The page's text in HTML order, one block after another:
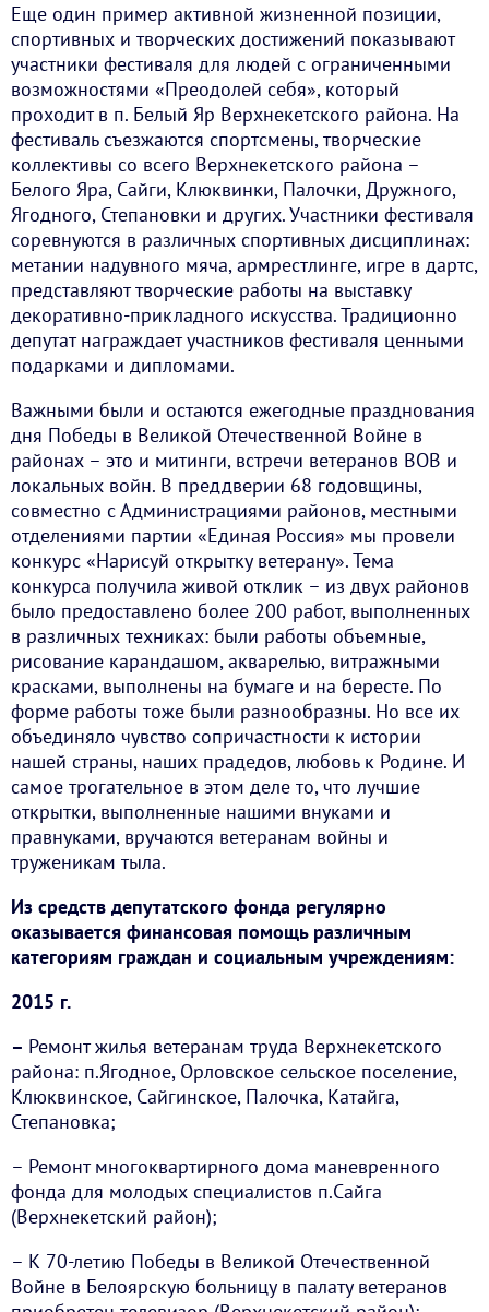
Еще один пример активной жизненной позиции,
спортивных и творческих достижений показывают
участники фестиваля для людей с ограниченными
возможностями «Преодолей себя», который
проходит в п. Белый Яр Верхнекетского района. На
фестиваль съезжаются спортсмены, творческие
коллективы со всего Верхнекетского района –
Белого Яра, Сайги, Клюквинки, Палочки, Дружного,
Ягодного, Степановки и других. Участники фестиваля
соревнуются в различных спортивных дисциплинах:
метании надувного мяча, армрестлинге, игре в дартс,
представляют творческие работы на выставку
декоративно-прикладного искусства. Традиционно
депутат награждает участников фестиваля ценными
подарками и дипломами.
Важными были и остаются ежегодные празднования
дня Победы в Великой Отечественной Войне в
районах – это и митинги, встречи ветеранов ВОВ и
локальных войн. В преддверии 68 годовщины,
совместно с Администрациями районов, местными
отделениями партии «Единая Россия» мы провели
конкурс «Нарисуй открытку ветерану». Тема
конкурса получила живой отклик – из двух районов
было предоставлено более 200 работ, выполненных
в различных техниках: были работы объемные,
рисование карандашом, акварелью, витражными
красками, выполнены на бумаге и на бересте. По
форме работы тоже были разнообразны. Но все их
объединяло чувство сопричастности к истории
нашей страны, наших прадедов, любовь к Родине. И
самое трогательное в этом деле то, что лучшие
открытки, выполненные нашими внуками и
правнуками, вручаются ветеранам войны и
труженикам тыла.
Из средств депутатского фонда регулярно
оказывается финансовая помощь различным
категориям граждан и социальным учреждениям:
2015 г.
– Ремонт жилья ветеранам труда Верхнекетского
района: п.Ягодное, Орловское сельское поселение,
Клюквинское, Сайгинское, Палочка, Катайга,
Степановка;
– Ремонт многоквартирного дома маневренного
фонда для молодых специалистов п.Сайга
(Верхнекетский район);
– К 70-летию Победы в Великой Отечественной
Войне в Белоярскую больницу в палату ветеранов